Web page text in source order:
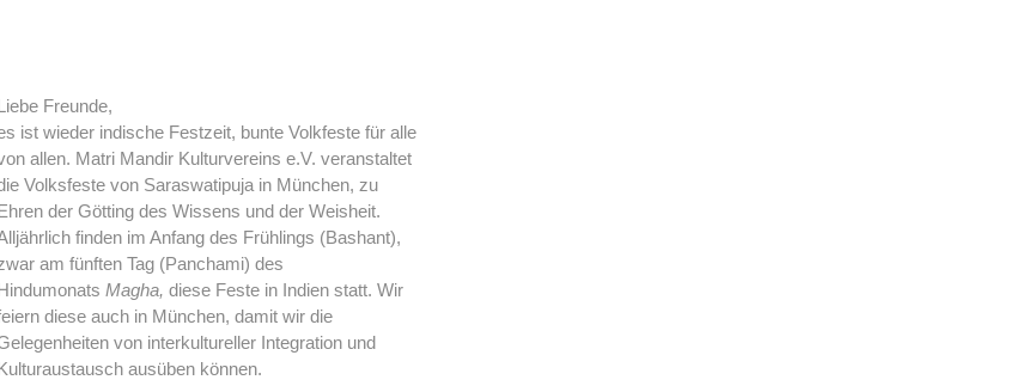
Freunde,
ist wieder indische Festzeit, bunte Volkfeste für alle
allen. Matri Mandir Kulturvereins e.V. veranstaltet
Volksfeste von Saraswatipuja in München, zu
der Götting des Wissens und der Weisheit.
finden im Anfang des Frühlings (Bashant),
am fünften Tag (Panchami) des
Magha, diese Feste in Indien statt. Wir
diese auch in München, damit wir die
von interkultureller Integration und
ausüben können.